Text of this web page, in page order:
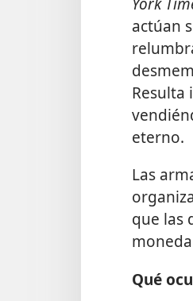
actúan
Resulta
eterno.
Las
que las
Qué